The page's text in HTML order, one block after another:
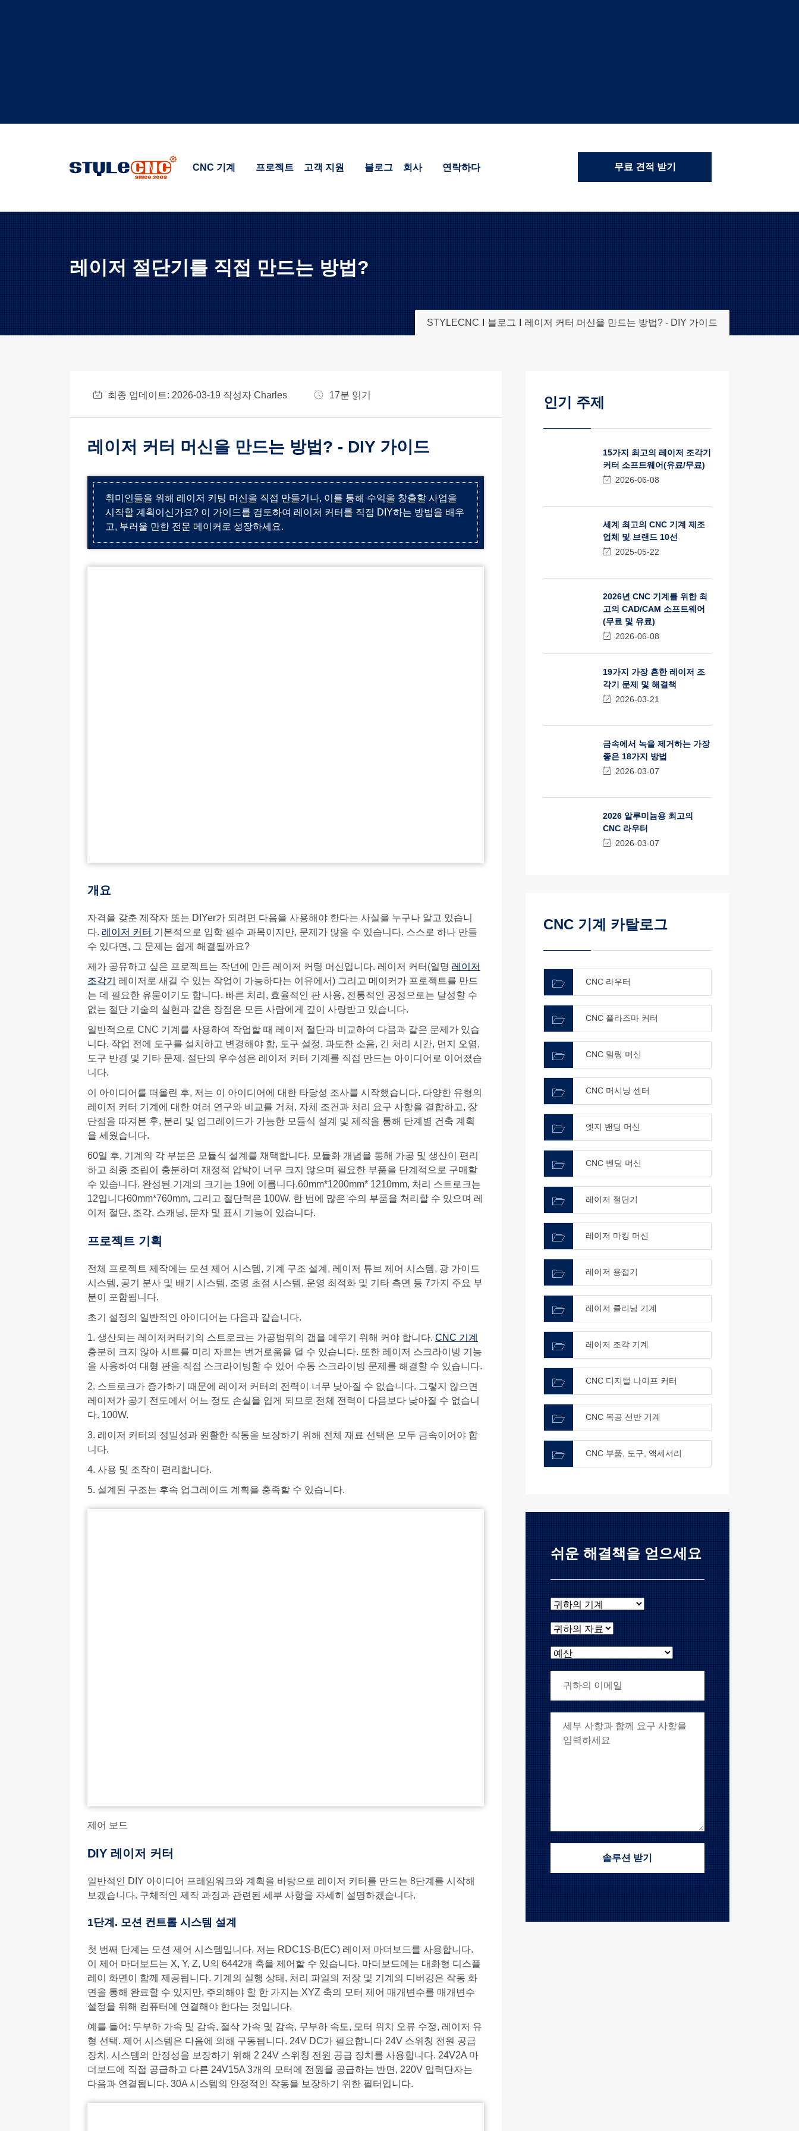
CNC 기계 프로젝트 고객 지원 블로그 회사 연락하다 무료 견적 받기
레이저 절단기를 직접 만드는 방법?
STYLECNC 블로그 레이저 커터 머신을 만드는 방법? - DIY 가이드
최종 업데이트: 2026-03-19 작성자 Charles 17분 읽기
레이저 커터 머신을 만드는 방법? - DIY 가이드
취미인들을 위해 레이저 커팅 머신을 직접 만들거나, 이를 통해 수익을 창출할 사업을
시작할 계획이신가요? 이 가이드를 검토하여 레이저 커터를 직접 DIY하는 방법을 배우
고, 부러울 만한 전문 메이커로 성장하세요.
개요
자격을 갖춘 제작자 또는 DIYer가 되려면 다음을 사용해야 한다는 사실을 누구나 알고 있습니
다. 레이저 커터 기본적으로 입학 필수 과목이지만, 문제가 많을 수 있습니다. 스스로 하나 만들
수 있다면, 그 문제는 쉽게 해결될까요?
제가 공유하고 싶은 프로젝트는 작년에 만든 레이저 커팅 머신입니다. 레이저 커터(일명 레이저
조각기
레이저로 새길 수 있는 작업이 가능하다는 이유에서) 그리고 메이커가 프로젝트를 만드
는 데 필요한 유물이기도 합니다. 빠른 처리, 효율적인 판 사용, 전통적인 공정으로는 달성할 수
없는 절단 기술의 실현과 같은 장점은 모든 사람에게 깊이 사랑받고 있습니다.
일반적으로 CNC 기계를 사용하여 작업할 때 레이저 절단과 비교하여 다음과 같은 문제가 있습
니다. 작업 전에 도구를 설치하고 변경해야 함, 도구 설정, 과도한 소음, 긴 처리 시간, 먼지 오염,
도구 반경 및 기타 문제. 절단의 우수성은 레이저 커터 기계를 직접 만드는 아이디어로 이어졌습
니다.
이 아이디어를 떠올린 후, 저는 이 아이디어에 대한 타당성 조사를 시작했습니다. 다양한 유형의
레이저 커터 기계에 대한 여러 연구와 비교를 거쳐, 자체 조건과 처리 요구 사항을 결합하고, 장
단점을 따져본 후, 분리 및 업그레이드가 가능한 모듈식 설계 및 제작을 통해 단계별 건축 계획
을 세웠습니다.
60일 후, 기계의 각 부분은 모듈식 설계를 채택합니다. 모듈화 개념을 통해 가공 및 생산이 편리
하고 최종 조립이 충분하며 재정적 압박이 너무 크지 않으며 필요한 부품을 단계적으로 구매할
수 있습니다. 완성된 기계의 크기는 19에 이릅니다.60mm*1200mm* 1210mm, 처리 스트로크는
12입니다60mm*760mm, 그리고 절단력은 100W. 한 번에 많은 수의 부품을 처리할 수 있으며 레
이저 절단, 조각, 스캐닝, 문자 및 표시 기능이 있습니다.
프로젝트 기획
전체 프로젝트 제작에는 모션 제어 시스템, 기계 구조 설계, 레이저 튜브 제어 시스템, 광 가이드
시스템, 공기 분사 및 배기 시스템, 조명 초점 시스템, 운영 최적화 및 기타 측면 등 7가지 주요 부
분이 포함됩니다.
초기 설정의 일반적인 아이디어는 다음과 같습니다.
1. 생산되는 레이저커터기의 스트로크는 가공범위의 갭을 메우기 위해 커야 합니다. CNC 기계
충분히 크지 않아 시트를 미리 자르는 번거로움을 덜 수 있습니다. 또한 레이저 스크라이빙 기능
을 사용하여 대형 판을 직접 스크라이빙할 수 있어 수동 스크라이빙 문제를 해결할 수 있습니다.
2. 스트로크가 증가하기 때문에 레이저 커터의 전력이 너무 낮아질 수 없습니다. 그렇지 않으면
레이저가 공기 전도에서 어느 정도 손실을 입게 되므로 전체 전력이 다음보다 낮아질 수 없습니
다. 100W.
3. 레이저 커터의 정밀성과 원활한 작동을 보장하기 위해 전체 재료 선택은 모두 금속이어야 합
니다.
4. 사용 및 조작이 편리합니다.
5. 설계된 구조는 후속 업그레이드 계획을 충족할 수 있습니다.
제어 보드
DIY 레이저 커터
일반적인 DIY 아이디어 프레임워크와 계획을 바탕으로 레이저 커터를 만드는 8단계를 시작해
보겠습니다. 구체적인 제작 과정과 관련된 세부 사항을 자세히 설명하겠습니다.
1단계. 모션 컨트롤 시스템 설계
첫 번째 단계는 모션 제어 시스템입니다. 저는 RDC1S-B(EC) 레이저 마더보드를 사용합니다.
이 제어 마더보드는 X, Y, Z, U의 6442개 축을 제어할 수 있습니다. 마더보드에는 대화형 디스플
레이 화면이 함께 제공됩니다. 기계의 실행 상태, 처리 파일의 저장 및 기계의 디버깅은 작동 화
면을 통해 완료할 수 있지만, 주의해야 할 한 가지는 XYZ 축의 모터 제어 매개변수를 매개변수
설정을 위해 컴퓨터에 연결해야 한다는 것입니다.
예를 들어: 무부하 가속 및 감속, 절삭 가속 및 감속, 무부하 속도, 모터 위치 오류 수정, 레이저 유
형 선택. 제어 시스템은 다음에 의해 구동됩니다. 24V DC가 필요합니다 24V 스위칭 전원 공급
장치. 시스템의 안정성을 보장하기 위해 2 24V 스위칭 전원 공급 장치를 사용합니다. 24V2A 마
더보드에 직접 공급하고 다른 24V15A 3개의 모터에 전원을 공급하는 반면, 220V 입력단자는
다음과 연결됩니다. 30A 시스템의 안정적인 작동을 보장하기 위한 필터입니다.
인기 주제
15가지 최고의 레이저 조각기
커터 소프트웨어(유료/무료)
2026-06-08
세계 최고의 CNC 기계 제조
업체 및 브랜드 10선
2025-05-22
2026년 CNC 기계를 위한 최
고의 CAD/CAM 소프트웨어
(무료 및 유료)
2026-06-08
19가지 가장 흔한 레이저 조
각기 문제 및 해결책
2026-03-21
금속에서 녹을 제거하는 가장
좋은 18가지 방법
2026-03-07
2026 알루미늄용 최고의
CNC 라우터
2026-03-07
CNC 기계 카탈로그
CNC 라우터
CNC 플라즈마 커터
CNC 밀링 머신
CNC 머시닝 센터
엣지 밴딩 머신
CNC 벤딩 머신
레이저 절단기
레이저 마킹 머신
레이저 용접기
레이저 클리닝 기계
레이저 조각 기계
CNC 디지털 나이프 커터
CNC 목공 선반 기계
CNC 부품, 도구, 액세서리
쉬운 해결책을 얻으세요
귀하의 기계
귀하의 자료
예산